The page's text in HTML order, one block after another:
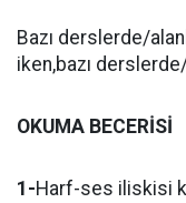
Bazı derslerde/
iken,bazı
OKUMA BECERİSİ
1-Harf-ses iliskisi